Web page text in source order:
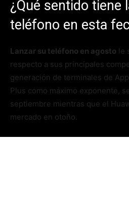
¿Qué sentido tiene
teléfono en esta
Lanzar su teléfono en agosto le
respecto a sus principales
generación de terminales de
Plus como máximo exponente,
septiembre mientras que el
mercado en otoño.